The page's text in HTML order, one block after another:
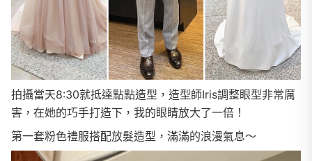
拍攝當天8:30就抵達點點造型，造型師Iris調整眼型非常厲
害，在她的巧手打造下，我的眼睛放大了一倍！
第一套粉色禮服搭配放髮造型，滿滿的浪漫氣息～